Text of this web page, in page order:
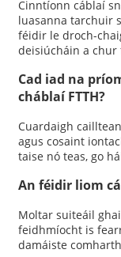
Cinntíonn cáblaí
luasanna tarchuir
féidir le droch-
deisiúcháin a chur
Cad iad na
cháblaí FTTH?
Cuardaigh
agus cosaint
taise nó teas, go
An féidir liom
Moltar suiteáil
feidhmíocht is
damáiste